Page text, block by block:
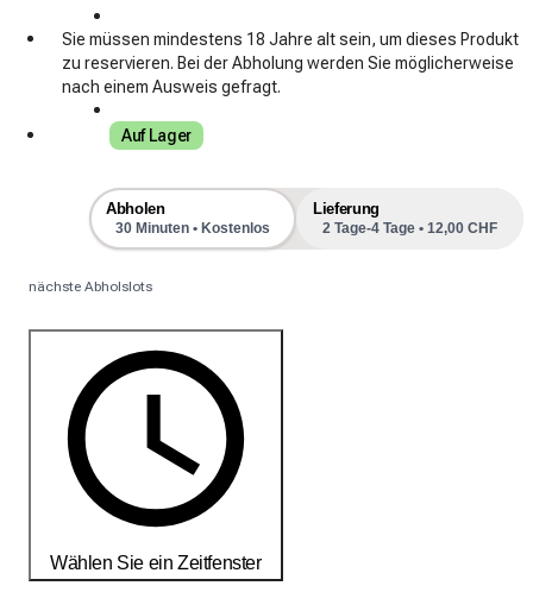
Sie müssen mindestens 18 Jahre alt sein, um dieses Produkt
zu reservieren. Bei der Abholung werden Sie möglicherweise
nach einem Ausweis gefragt.
Auf Lager
Abholen
30 Minuten • Kostenlos
Lieferung
2 Tage-4 Tage • 12,00 CHF
nächste Abholslots
Wählen Sie ein Zeitfenster